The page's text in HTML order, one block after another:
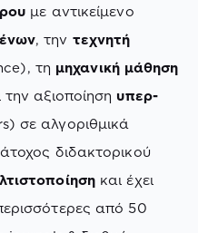
με αντικείμενο
, την τεχνητή
τη μηχανική μάθηση
αξιοποίηση υπερ-
σε αλγοριθμικά
διδακτορικού
και έχει
από 50